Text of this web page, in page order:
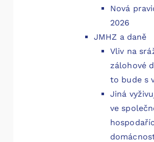
Nová
2026
JMHZ a daně
Vliv na
zálohové
to bude s
Jiná
ve